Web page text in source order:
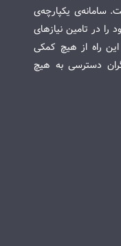
سامانه‌ی یکپارچه‌ی
را در تامین نیازهای
راه از هیچ کمکی
دسترسی به هیچ